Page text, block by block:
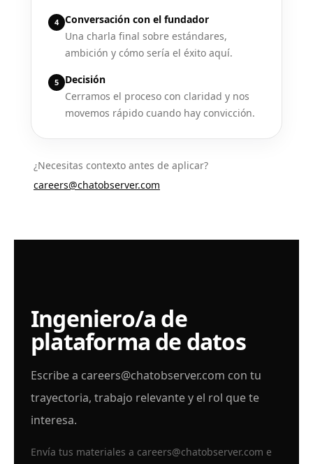
4 Conversación con el fundador
Una charla final sobre estándares,
ambición y cómo sería el éxito aquí.
5
Decisión
Cerramos el proceso con claridad y nos
movemos rápido cuando hay convicción.
¿Necesitas contexto antes de aplicar?
careers@chatobserver.com
Ingeniero/a de
plataforma de datos
Escribe a careers@chatobserver.com con tu
trayectoria, trabajo relevante y el rol que te
interesa.
Envía tus materiales a careers@chatobserver.com e